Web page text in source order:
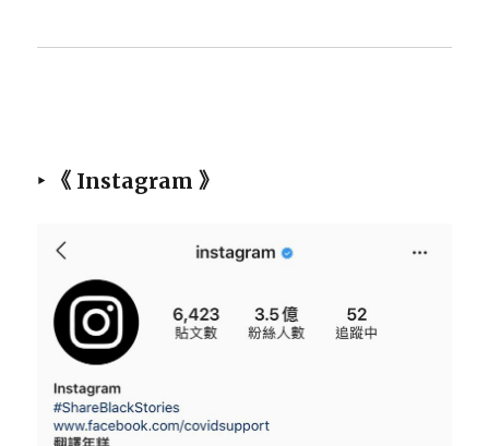
‣ 《 Instagram 》